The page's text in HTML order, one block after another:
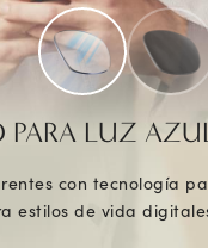
PARA LUZ
con tecnología
estilos de vida